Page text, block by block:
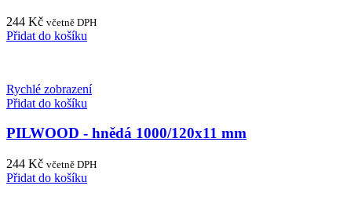
244 Kč včetně DPH
Přidat do košíku
Rychlé zobrazení
Přidat do košíku
PILWOOD - hnědá 1000/120x11 mm
244 Kč včetně DPH
Přidat do košíku